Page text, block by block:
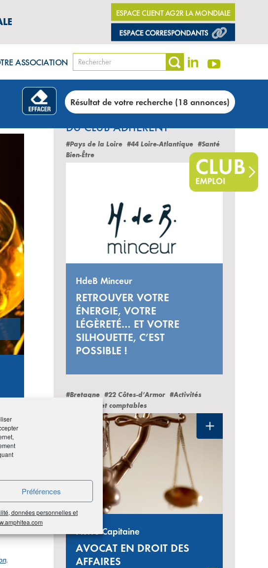
Préférences
données personnelles et
ESPACE CLIENT AG2R LA MONDIALE
ASSOCIATION
Résultat de votre recherche (18 annonces)
(51)
›
.
LES DERNIÈRES ANNONCES
DU CLUB ADHÉRENT
#Pays de la Loire #44 Loire-Atlantique #Santé
Bien-Être
HdeB Minceur
RETROUVER VOTRE
ÉNERGIE, VOTRE
LÉGÈRETÉ… ET VOTRE
SILHOUETTE, C’EST
POSSIBLE !
#Bretagne #22 Côtes-d’Armor #Activités
juridiques et comptables
Pierre Capitaine
AVOCAT EN DROIT DES
AFFAIRES